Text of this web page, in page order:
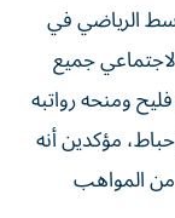
الرياضي في
جميع
ومنحه رواتبه
مؤكدين أنه
المواهب